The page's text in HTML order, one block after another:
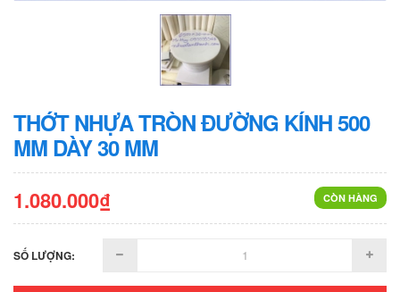
THỚT NHỰA TRÒN ĐƯỜNG KÍNH 500
MM DÀY 30 MM
CÒN HÀNG
1.080.000₫
SỐ LƯỢNG: